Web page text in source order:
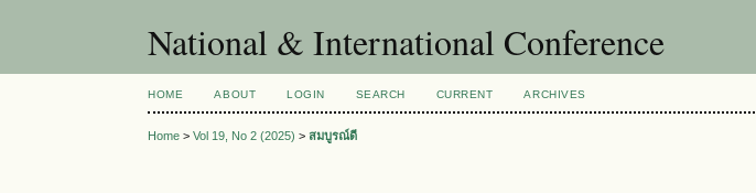
National & International Conference
HOME ABOUT LOGIN SEARCH CURRENT ARCHIVES
Home >Vol 19, No 2 (2025) > สมบูรณ์ดี